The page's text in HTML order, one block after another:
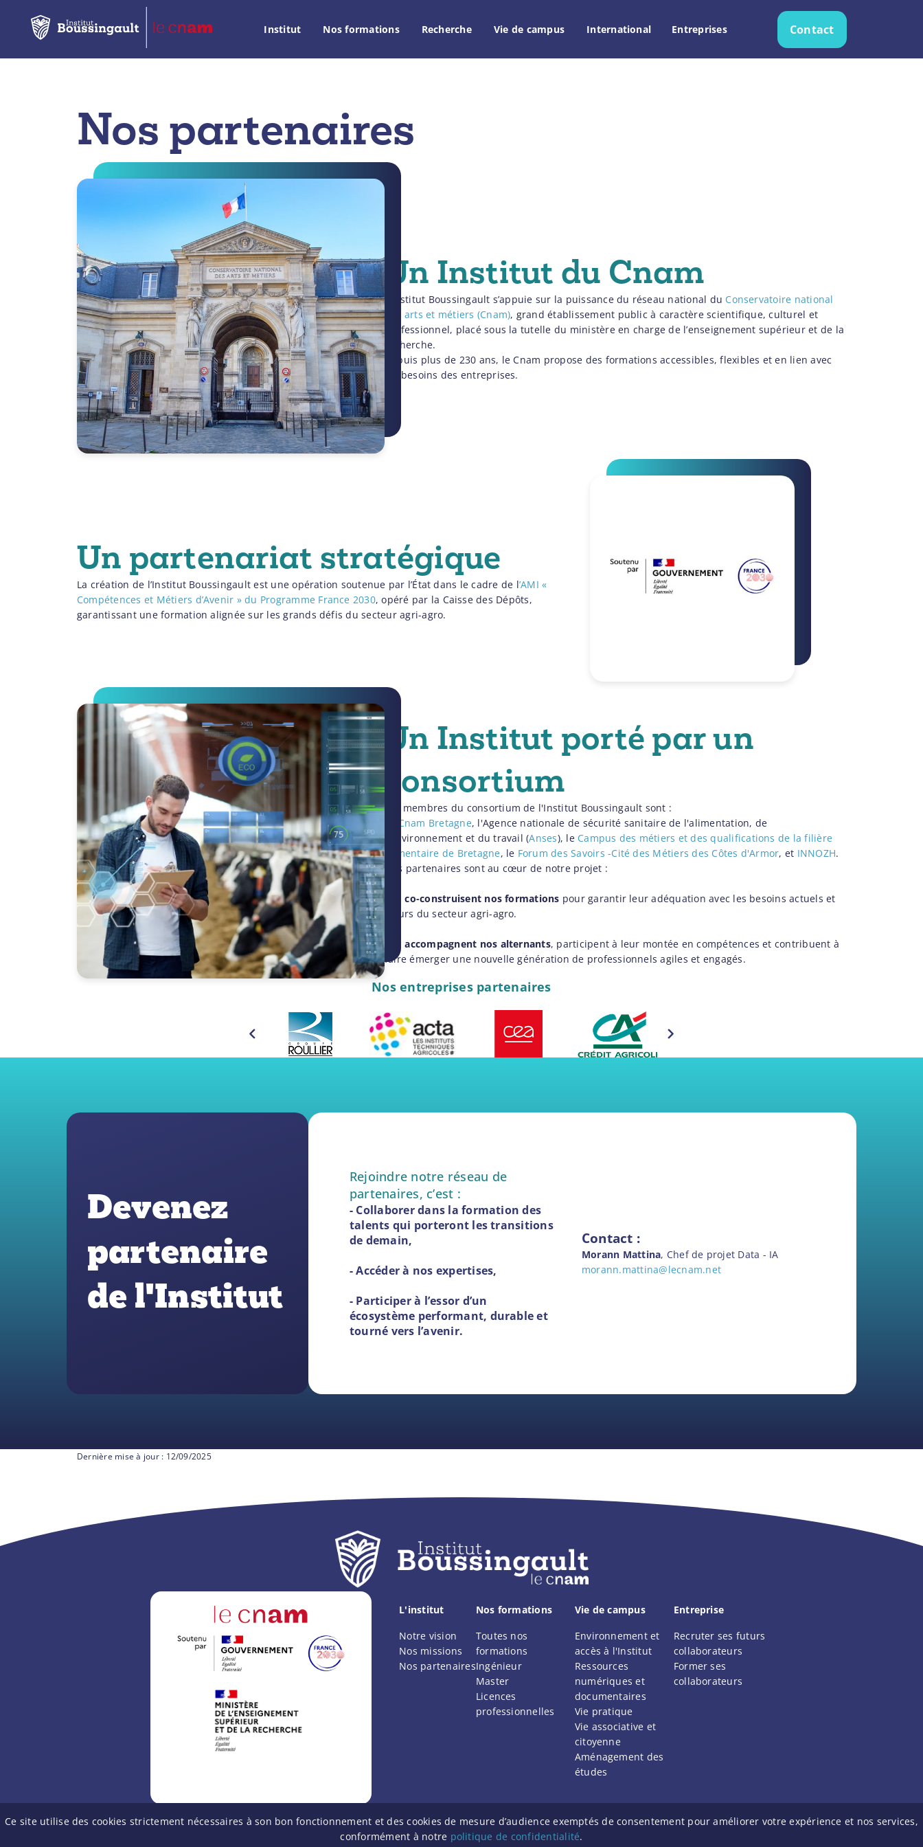
Institut Nos formations Recherche Vie de campus International Entreprises Contact
Nos partenaires
Un Institut du Cnam
L’Institut Boussingault s’appuie sur la puissance du réseau national du Conservatoire national
des arts et métiers (Cnam), grand établissement public à caractère scientifique, culturel et
professionnel, placé sous la tutelle du ministère en charge de l’enseignement supérieur et de la
recherche.
Depuis plus de 230 ans, le Cnam propose des formations accessibles, flexibles et en lien avec
les besoins des entreprises.
Un partenariat stratégique
La création de l’Institut Boussingault est une opération soutenue par l’État dans le cadre de l’AMI «
Compétences et Métiers d’Avenir » du Programme France 2030, opéré par la Caisse des Dépôts,
garantissant une formation alignée sur les grands défis du secteur agri-agro.
Un Institut porté par un
consortium
Les membres du consortium de l'Institut Boussingault sont :
Cnam Bretagne, l'Agence nationale de sécurité sanitaire de l'alimentation, de
l'environnement et du travail (Anses), le Campus des métiers et des qualifications de la filière
alimentaire de Bretagne, le Forum des Savoirs -Cité des Métiers des Côtes d'Armor, et INNOZH.
Nos partenaires sont au cœur de notre projet :
- Ilsco-construisent nos formations pour garantir leur adéquation avec les besoins actuels et
futurs du secteur agri-agro.
- Ilsaccompagnent nos alternants, participent à leur montée en compétences et contribuent à
faire émerger une nouvelle génération de professionnels agiles et engagés.
Nos entreprises partenaires
Devenez
partenaire
de l'Institut
Rejoindre notre réseau de
partenaires, c’est :
- Collaborer dans la formation des
talents qui porteront les transitions
de demain,
- Accéder à nos expertises,
- Participer à l’essor d’un
écosystème performant, durable et
tourné vers l’avenir.
Contact :
Morann Mattina, Chef de projet Data - IA
morann.mattina@lecnam.net
12/09/2025
Ce site utilise des cookies strictement nécessaires à son bon fonctionnement et des cookies de mesure d’audience exemptés de consentement pour améliorer votre expérience et nos services,
conformément à notre politique de confidentialité.
L'institut
Notre vision
Nos missions
Nos partenaires
Nos formations
Toutes nos
formations
Ingénieur
Master
Licences
professionnelles
Vie de campus
Environnement et
accès à l'Institut
Ressources
numériques et
documentaires
Vie pratique
Vie associative et
citoyenne
Aménagement des
études
Entreprise
Recruter ses futurs
collaborateurs
Former ses
collaborateurs
Facebook
LinkedIn
Youtube
Règlement intérieurPolitique de confidentialitéMentions légalesCGV
© Institut Boussingault 2025